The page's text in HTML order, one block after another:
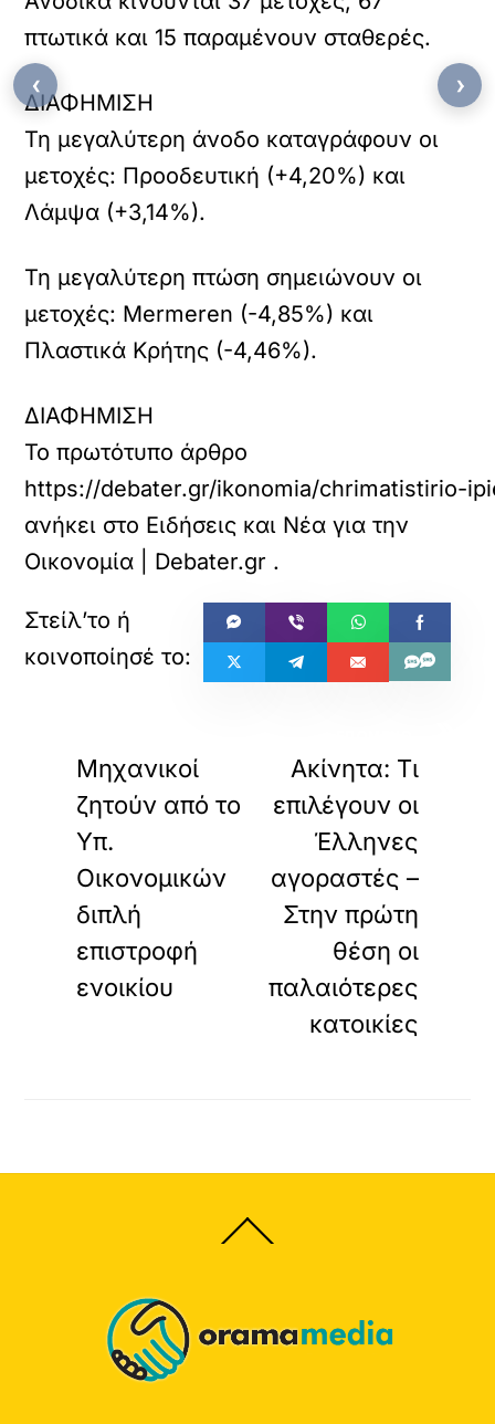
πτωτικά και 15 παραμένουν σταθερές.
ΔΙΑΦΗΜΙΣΗ
Τη μεγαλύτερη άνοδο καταγράφουν οι
μετοχές: Προοδευτική (+4,20%) και
Λάμψα (+3,14%).
Τη μεγαλύτερη πτώση σημειώνουν οι
μετοχές: Mermeren (-4,85%) και
Πλαστικά Κρήτης (-4,46%).
ΔΙΑΦΗΜΙΣΗ
Το πρωτότυπο άρθρο
https://debater.gr/ikonomia/chrimatistirio-
ανήκει στο Ειδήσεις και Νέα για την
Οικονομία | Debater.gr .
Μηχανικοί
ζητούν από το
Υπ.
Οικονομικών
διπλή
επιστροφή
ενοικίου
Ακίνητα: Τι
επιλέγουν οι
Έλληνες
αγοραστές –
Στην πρώτη
θέση οι
παλαιότερες
κατοικίες
Back
To
‹ ›